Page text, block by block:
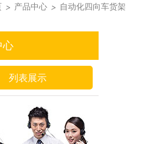
> 产品中心 > 自动化四向车货架
心
列表展示